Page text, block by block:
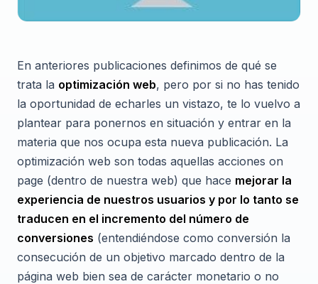
En anteriores publicaciones definimos de qué se
trata la optimización web, pero por si no has tenido
la oportunidad de echarles un vistazo, te lo vuelvo a
plantear para ponernos en situación y entrar en la
materia que nos ocupa esta nueva publicación. La
optimización web son todas aquellas acciones on
page (dentro de nuestra web) que hace mejorar la
experiencia de nuestros usuarios y por lo tanto se
traducen en el incremento del número de
conversiones (entendiéndose como conversión la
consecución de un objetivo marcado dentro de la
página web bien sea de carácter monetario o no